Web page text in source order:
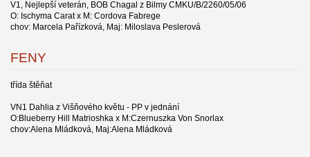
V1, Nejlepší veterán, BOB Chagal z Bilmy CMKU/B/2260/05/06
O: Ischyma Carat x M: Cordova Fabrege
chov: Marcela Pařízková, Maj: Miloslava Peslerová
FENY
třída štěňat
VN1 Dahlia z Višňového květu - PP v jednání
O:Blueberry Hill Matrioshka x M:Czernuszka Von Snorlax
chov:Alena Mládková, Maj:Alena Mládková